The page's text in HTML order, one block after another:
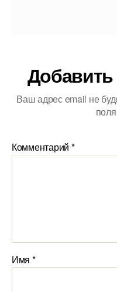
Ваш адрес email не
Комментарий *
Имя *